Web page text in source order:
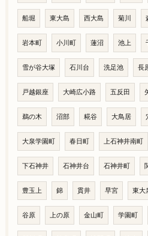
船堀 東大島 西大島 菊川
岩本町 小川町 蓮沼 池上
雪が谷大塚 石川台 洗足池 長
戸越銀座 大崎広小路 五反田
鵜の木 沼部 糀谷 大鳥居
大泉学園町 春日町 上石神井南町
下石神井 石神井台 石神井町
豊玉上 錦 貫井 早宮 東大
谷原 上の原 金山町 学園町